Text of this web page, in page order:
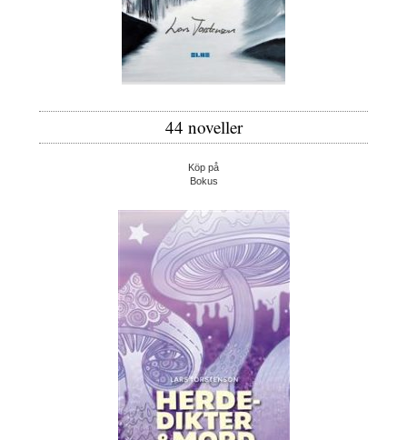
44 noveller
Köp på
Bokus